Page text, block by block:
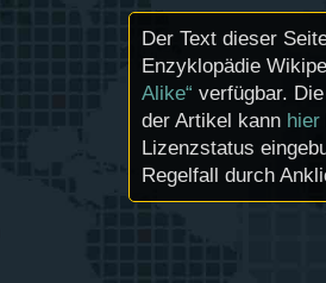
Der Text dieser
Enzyklopädie
Alike“ verfügbar.
der Artikel kann hier
Lizenzstatus
Regelfall durch